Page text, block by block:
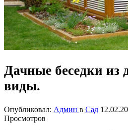
Дачные беседки из
виды.
Опубликовал: Админ в Сад
Просмотров